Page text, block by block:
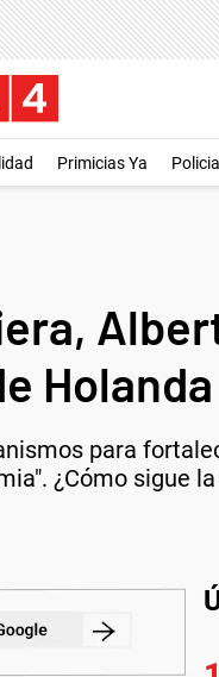
Primicias Ya
Holanda
para
¿Cómo sigue